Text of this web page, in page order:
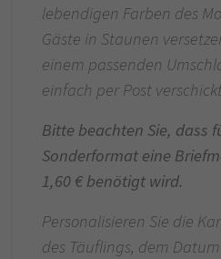
lebendigen Farben des
Gäste in Staunen
einem passenden
einfach per Post
Bitte beachten Sie, dass
Sonderformat eine
1,60 € benötigt wird.
Personalisieren Sie die
des Täuflings, dem